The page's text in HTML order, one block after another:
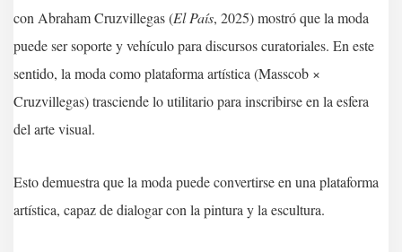
con Abraham Cruzvillegas (El País, 2025) mostró que la moda
puede ser soporte y vehículo para discursos curatoriales. En este
sentido, la moda como plataforma artística (Masscob ×
Cruzvillegas) trasciende lo utilitario para inscribirse en la esfera
del arte visual.
Esto demuestra que la moda puede convertirse en una plataforma
artística, capaz de dialogar con la pintura y la escultura.